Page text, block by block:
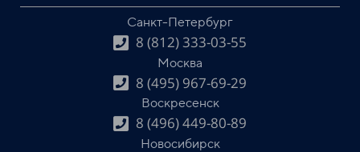
Санкт-Петербург
8 (812) 333-03-55
Москва
8 (495) 967-69-29
Воскресенск
8 (496) 449-80-89
Новосибирск